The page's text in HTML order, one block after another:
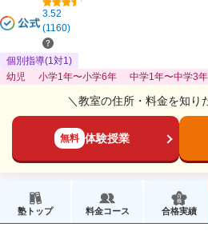
3.52
(1160)
個別指導(1対1)
幼児
小学1年〜小学6年 中学1年〜中学3年
＼教室の住所・料金を知り
無料 体験授業
塾トップ 料金コース 合格実績